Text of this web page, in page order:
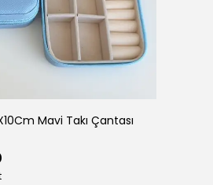
Mavi Takı Çantası